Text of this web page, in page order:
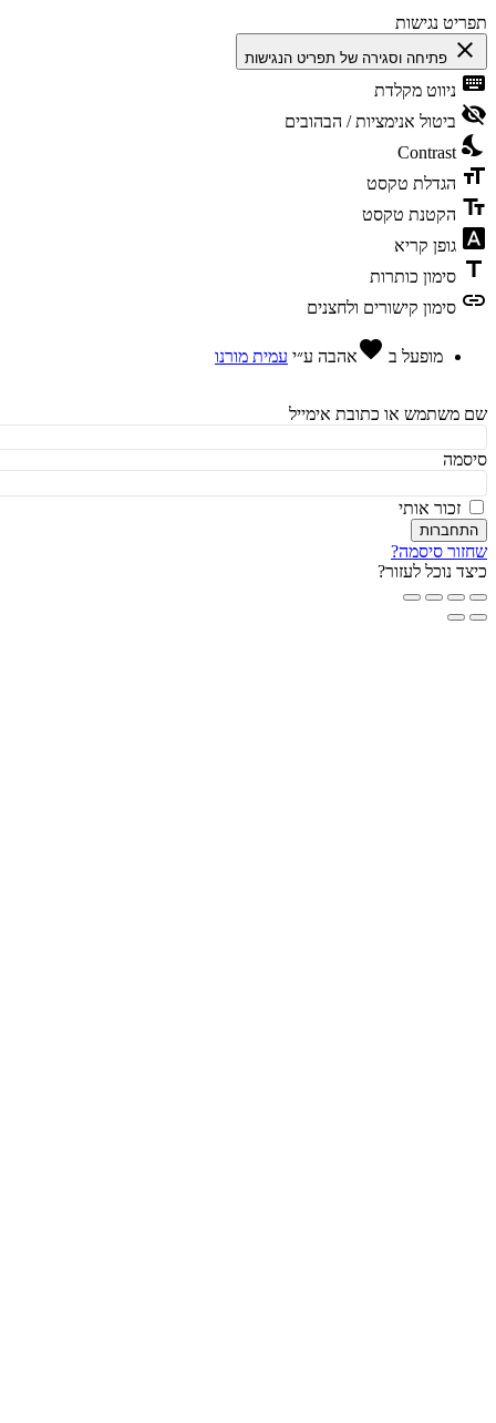
נגישות
פתיחה וסגירה של תפריט הנגישות
ניווט מקלדת
ביטול אנימציות / הבהובים
Contrast
הגדלת טקסט
הקטנת טקסט
גופן קריא
סימון כותרות
סימון קישורים ולחצנים
מופעל בfavorite אהבהע״י עמית מורנו
או כתובת אימייל
זכור אותי
סיסמה?
נוכל לעזור?